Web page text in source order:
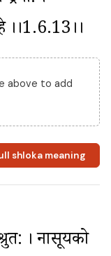
।।1.6.13।।
above to add
shloka meaning
। नासूयको